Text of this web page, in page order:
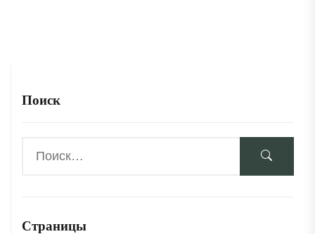
Поиск
Страницы